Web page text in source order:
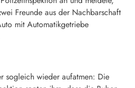
Freunde aus der Nachbarschaft
mit Automatikgetriebe
sogleich wieder aufatmen: Die